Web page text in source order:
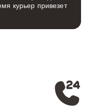
курьер привезет